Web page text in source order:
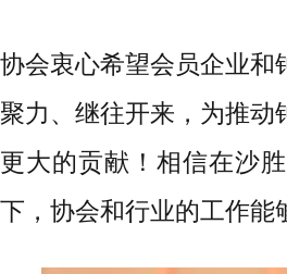
协会衷心希望会员企业和
聚力、继往开来，为推
更大的贡献！相信在沙
下，协会和行业的工作能